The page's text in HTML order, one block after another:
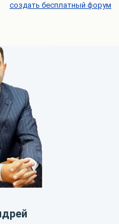
создать бесплатный форум